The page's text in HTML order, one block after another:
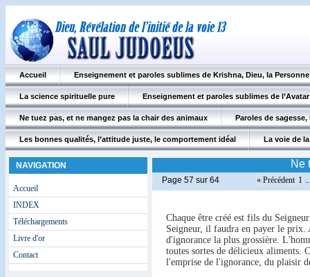
Ne
Page 57 sur 64 « Précédent 1
Chaque être créé est fils du
Seigneur, il faudra en payer le prix.
d'ignorance la plus grossière.
toutes sortes de délicieux aliments.
l'emprise de l'ignorance, du plaisir
Accueil Enseignement et paroles sublimes de Krishna, Dieu, la
La science spirituelle pure Enseignement et paroles sublimes de
Ne tuez pas, et ne mangez pas la chair des animaux Paroles de
Les bonnes qualités, l’attitude juste, le comportement idéal La voie de
NAVIGATION
Accueil
INDEX
Téléchargements
Livre d'or
Contact